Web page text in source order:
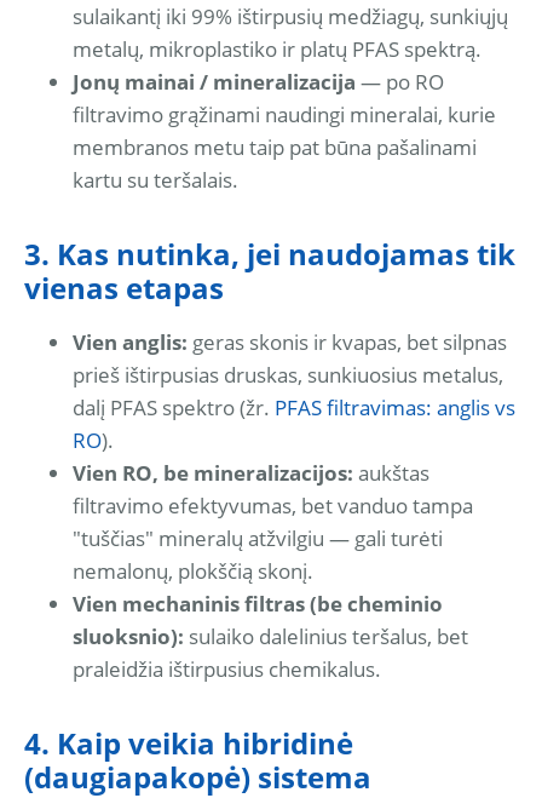
sulaikantį iki 99% ištirpusių medžiagų, sunkiųjų
metalų, mikroplastiko ir platų PFAS spektrą.
Jonų mainai / mineralizacija — po RO
filtravimo grąžinami naudingi mineralai, kurie
membranos metu taip pat būna pašalinami
kartu su teršalais.
3. Kas nutinka, jei naudojamas tik
vienas etapas
Vien anglis: geras skonis ir kvapas, bet silpnas
prieš ištirpusias druskas, sunkiuosius metalus,
dalį PFAS spektro (žr. PFAS filtravimas: anglis vs
RO).
Vien RO, be mineralizacijos: aukštas
filtravimo efektyvumas, bet vanduo tampa
"tuščias" mineralų atžvilgiu — gali turėti
nemalonų, plokščią skonį.
Vien mechaninis filtras (be cheminio
sluoksnio): sulaiko dalelinius teršalus, bet
praleidžia ištirpusius chemikalus.
4. Kaip veikia hibridinė
(daugiapakopė) sistema